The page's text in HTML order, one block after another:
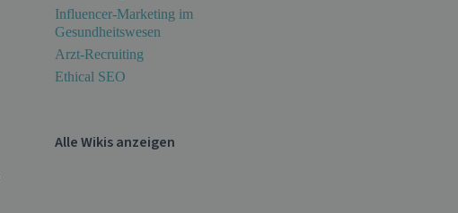
Influencer-Marketing im
Gesundheitswesen
Arzt-Recruiting
Ethical SEO
Alle Wikis anzeigen